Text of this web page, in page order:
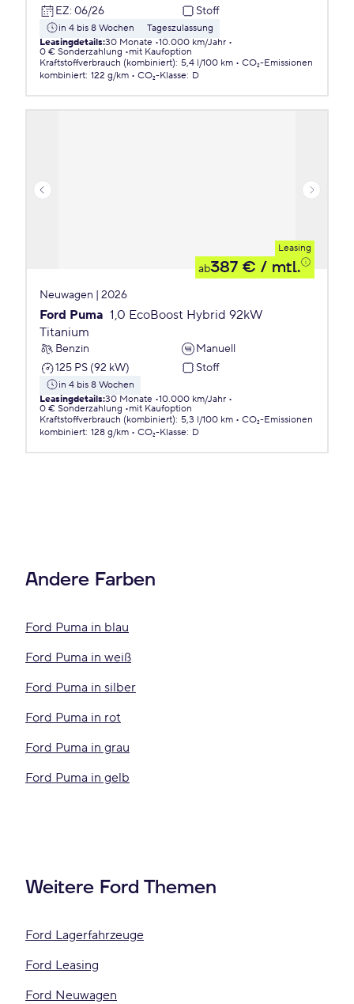
EZ: 06/26 Stoff
in 4 bis 8 Wochen
Tageszulassung
Leasingdetails:30 Monate 10.000 km/Jahr
0 € Sonderzahlung
mit Kaufoption
Kraftstoffverbrauch (kombiniert): 5,4 l/100 km
CO₂-Emissionen
kombiniert: 122 g/km CO₂-Klasse: D
Leasing
ab387 € / mtl.
Neuwagen | 2026
Ford Puma 1,0 EcoBoost Hybrid 92kW
Titanium
Benzin
Manuell
125 PS (92 kW)
Stoff
in 4 bis 8 Wochen
Leasingdetails:30 Monate 10.000 km/Jahr
0 € Sonderzahlung
mit Kaufoption
Kraftstoffverbrauch (kombiniert): 5,3 l/100 km
CO₂-Emissionen
kombiniert: 128 g/km CO₂-Klasse: D
Andere Farben
Ford Puma in blau
Ford Puma in weiß
Ford Puma in silber
Ford Puma in rot
Ford Puma in grau
Ford Puma in gelb
Weitere Ford Themen
Ford Lagerfahrzeuge
Ford Leasing
Ford Neuwagen